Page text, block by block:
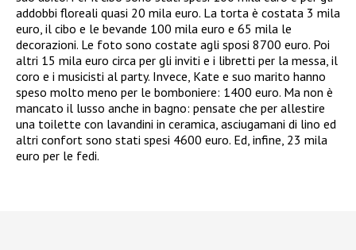
addobbi floreali quasi 20 mila euro. La torta è costata 3 mila
euro, il cibo e le bevande 100 mila euro e 65 mila le
decorazioni. Le foto sono costate agli sposi 8700 euro. Poi
altri 15 mila euro circa per gli inviti e i libretti per la messa, il
coro e i musicisti al party. Invece, Kate e suo marito hanno
speso molto meno per le bomboniere: 1400 euro. Ma non è
mancato il lusso anche in bagno: pensate che per allestire
una toilette con lavandini in ceramica, asciugamani di lino ed
altri confort sono stati spesi 4600 euro. Ed, infine, 23 mila
euro per le fedi.